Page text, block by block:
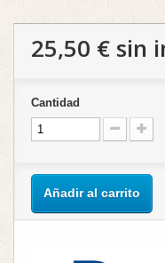
25,50 € sin
Cantidad
Añadir al carrito